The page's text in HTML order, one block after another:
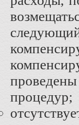
процедур;